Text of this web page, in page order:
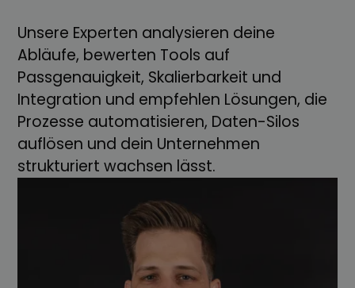
Unsere Experten analysieren deine
Abläufe, bewerten Tools auf
Passgenauigkeit, Skalierbarkeit und
Integration und empfehlen Lösungen, die
Prozesse automatisieren, Daten-Silos
auflösen und dein Unternehmen
strukturiert wachsen lässt.